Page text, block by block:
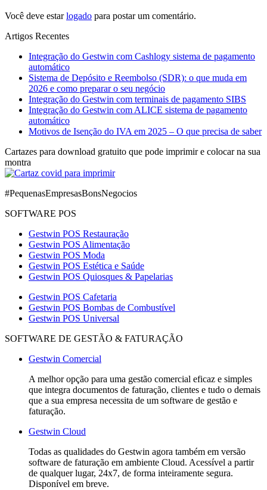
Você deve estarlogado para postar um comentário.
Artigos Recentes
Integração do Gestwin com Cashlogy sistema de pagamento
automático
Sistema de Depósito e Reembolso (SDR): o que muda em
2026 e como preparar o seu negócio
Integração do Gestwin com terminais de pagamento SIBS
Integração do Gestwin com ALICE sistema de pagamento
automático
Motivos de Isenção do IVA em 2025 – O que precisa de saber
Cartazes para download gratuito que pode imprimir e colocar na sua
montra
#PequenasEmpresasBonsNegocios
SOFTWARE POS
Gestwin POS Restauração
Gestwin POS Alimentação
Gestwin POS Moda
Gestwin POS Estética e Saúde
Gestwin POS Quiosques & Papelarias
Gestwin POS Cafetaria
Gestwin POS Bombas de Combustível
Gestwin POS Universal
SOFTWARE DE GESTÃO & FATURAÇÃO
Gestwin Comercial
A melhor opção para uma gestão comercial eficaz e simples
que integra documentos de faturação, clientes e tudo o demais
que a sua empresa necessita de um software de gestão e
faturação.
Gestwin Cloud
Todas as qualidades do Gestwin agora também em versão
software de faturação em ambiente Cloud. Acessível a partir
de qualquer lugar, 24x7, de forma inteiramente segura.
Disponível em breve.